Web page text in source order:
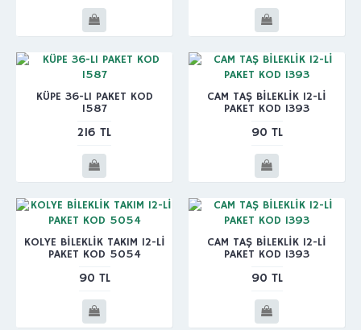
KÜPE 36-LI PAKET KOD
1587
216 TL
CAM TAŞ BİLEKLİK 12-Lİ
PAKET KOD 1393
90 TL
KOLYE BİLEKLİK TAKIM 12-Lİ
PAKET KOD 5054
90 TL
CAM TAŞ BİLEKLİK 12-Lİ
PAKET KOD 1393
90 TL